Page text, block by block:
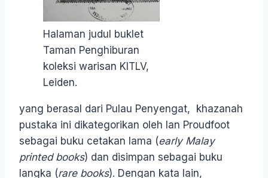
Halaman judul buklet
Taman Penghiburan
koleksi warisan KITLV,
Leiden.
yang berasal dari Pulau Penyengat, khazanah
pustaka ini dikategorikan oleh Ian Proudfoot
sebagai buku cetakan lama (early Malay
printed books) dan disimpan sebagai buku
langka (rare books). Dengan kata lain,